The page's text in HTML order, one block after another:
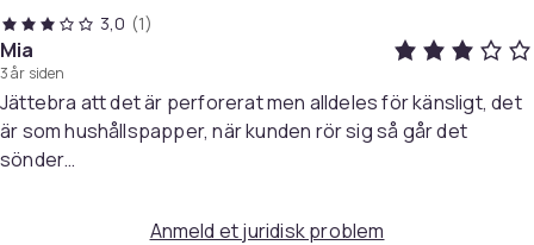
50 meter lang
Varenr.
d6b10413-27a0-5c35-ba01-2f7f28267b1f
Produktsikkerhedsinformation
3,0 (1)
Mia
3 år siden
Jättebra att det är perforerat men alldeles för känsligt, det
är som hushållspapper, när kunden rör sig så går det
sönder…
Anmeld et juridisk problem